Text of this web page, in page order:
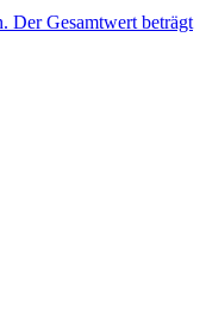
Der Gesamtwert beträgt